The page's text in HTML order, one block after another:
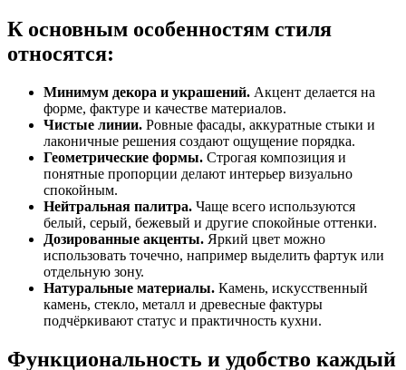
К основным особенностям стиля
относятся:
Минимум декора и украшений. Акцент делается на
форме, фактуре и качестве материалов.
Чистые линии. Ровные фасады, аккуратные стыки и
лаконичные решения создают ощущение порядка.
Геометрические формы. Строгая композиция и
понятные пропорции делают интерьер визуально
спокойным.
Нейтральная палитра. Чаще всего используются
белый, серый, бежевый и другие спокойные оттенки.
Дозированные акценты. Яркий цвет можно
использовать точечно, например выделить фартук или
отдельную зону.
Натуральные материалы. Камень, искусственный
камень, стекло, металл и древесные фактуры
подчёркивают статус и практичность кухни.
Функциональность и удобство каждый